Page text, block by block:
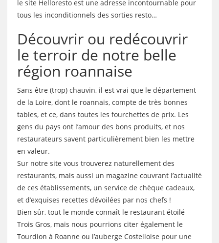
le site Helloresto est une adresse incontournable pour
tous les inconditionnels des sorties resto…
Découvrir ou redécouvrir
le terroir de notre belle
région roannaise
Sans être (trop) chauvin, il est vrai que le département
de la Loire, dont le roannais, compte de très bonnes
tables, et ce, dans toutes les fourchettes de prix. Les
gens du pays ont l’amour des bons produits, et nos
restaurateurs savent particulièrement bien les mettre
en valeur.
Sur notre site vous trouverez naturellement des
restaurants, mais aussi un magazine couvrant l’actualité
de ces établissements, un service de chèque cadeaux,
et d’exquises recettes dévoilées par nos chefs !
Bien sûr, tout le monde connaît le restaurant étoilé
Trois Gros, mais nous pourrions citer également le
Tourdion à Roanne ou l’auberge Costelloise pour une